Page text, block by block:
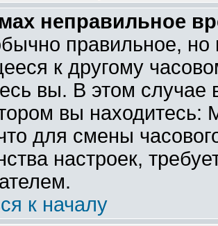
неправильное
правильное,
к другому
вы. В этом
вы
для смены
настроек,
к началу